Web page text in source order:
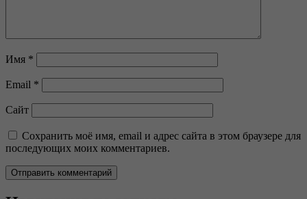
Имя *
Email *
Сайт
Сохранить моё имя, email и адрес сайта в этом браузере для
последующих моих комментариев.